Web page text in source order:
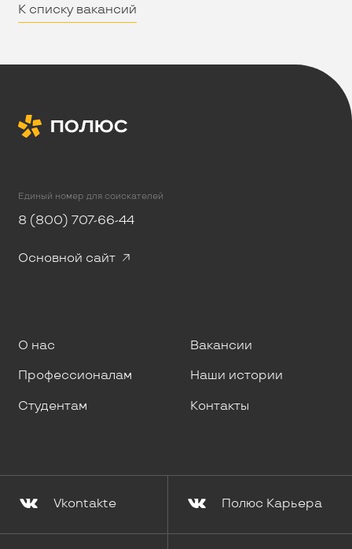
К списку вакансий
Единый номер для соискателей
8 (800) 707-66-44
Основной сайт
О нас Вакансии
Профессионалам Наши истории
Студентам Контакты
Vkontakte Полюс Карьера